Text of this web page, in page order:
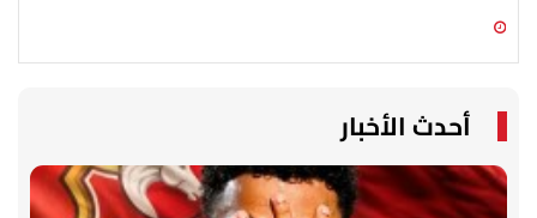
أحدث الأخبار